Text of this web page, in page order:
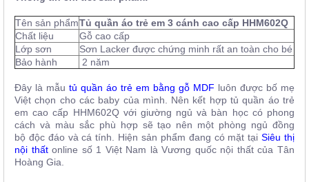
Tên sản phẩmTủ quần áo trẻ em 3 cánh cao cấp HHM602Q
Chất liệu
Gỗ cao cấp
Lớp sơn
Sơn Lacker được chứng minh rất an toàn cho bé
Bảo hành
2 năm
Đây là mẫu tủ quần áo trẻ em bằng gỗ MDF luôn được bố mẹ
Việt chọn cho các baby của mình. Nên kết hợp tủ quần áo trẻ
em cao cấp HHM602Q với giường ngủ và bàn học có phong
cách và màu sắc phù hợp sẽ tạo nên một phòng ngủ đồng
bộ độc đáo và cá tính. Hiện sản phẩm đang có mặt tạiSiêu thị
nội thấtonline số 1 Việt Nam là Vương quốc nội thất của Tân
Hoàng Gia.